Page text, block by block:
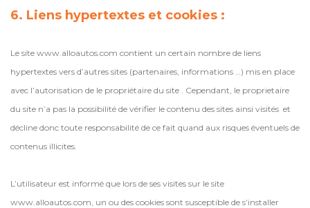
6. Liens hypertextes et cookies :
Le site www.alloautos.com contient un certain nombre de liens
hypertextes vers d’autres sites (partenaires, informations …) mis en place
avec l’autorisation de le propriétaire du site . Cependant, le proprietaire
du site n’a pas la possibilité de vérifier le contenu des sites ainsi visités et
décline donc toute responsabilité de ce fait quand aux risques éventuels de
contenus illicites.
L’utilisateur est informé que lors de ses visites sur le site
www.alloautos.com, un ou des cookies sont susceptible de s’installer